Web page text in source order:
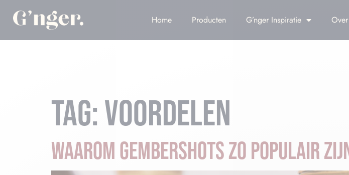
Home Producten G’nger Inspiratie
TAG: VOORDELEN
WAAROM GEMBERSHOTS ZO POPULAIR